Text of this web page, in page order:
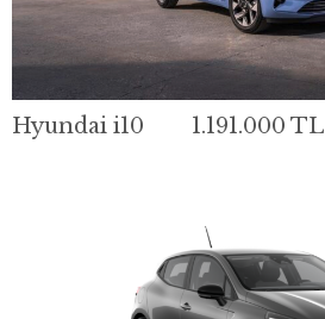
Hyundai i10 1.191.000 TL